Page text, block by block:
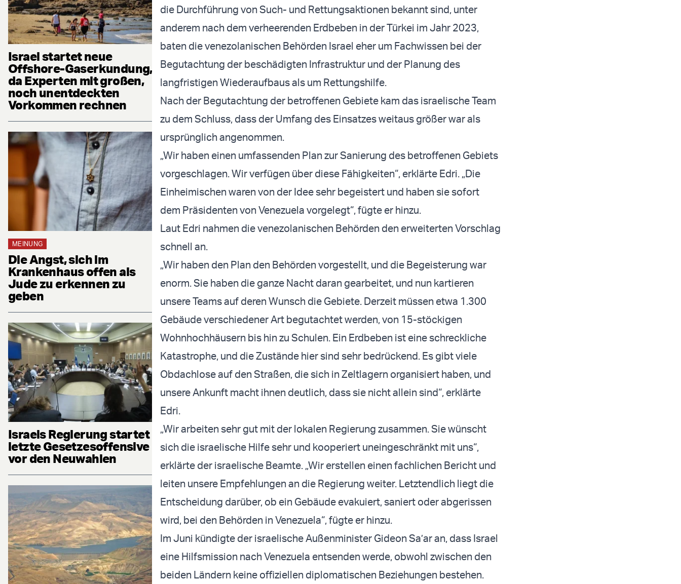
Israel startet neue
Offshore-Gaserkundung,
da Experten mit großen,
noch unentdeckten
Vorkommen rechnen
MEINUNG
Die Angst, sich im
Krankenhaus offen als
Jude zu erkennen zu
geben
Israels Regierung startet
letzte Gesetzesoffensive
vor den Neuwahlen
die Durchführung von Such- und Rettungsaktionen bekannt sind, unter
anderem nach dem verheerenden Erdbeben in der Türkei im Jahr 2023,
baten die venezolanischen Behörden Israel eher um Fachwissen bei der
Begutachtung der beschädigten Infrastruktur und der Planung des
langfristigen Wiederaufbaus als um Rettungshilfe.
Nach der Begutachtung der betroffenen Gebiete kam das israelische Team
zu dem Schluss, dass der Umfang des Einsatzes weitaus größer war als
ursprünglich angenommen.
„Wir haben einen umfassenden Plan zur Sanierung des betroffenen Gebiets
vorgeschlagen. Wir verfügen über diese Fähigkeiten“, erklärte Edri. „Die
Einheimischen waren von der Idee sehr begeistert und haben sie sofort
dem Präsidenten von Venezuela vorgelegt“, fügte er hinzu.
Laut Edri nahmen die venezolanischen Behörden den erweiterten Vorschlag
schnell an.
„Wir haben den Plan den Behörden vorgestellt, und die Begeisterung war
enorm. Sie haben die ganze Nacht daran gearbeitet, und nun kartieren
unsere Teams auf deren Wunsch die Gebiete. Derzeit müssen etwa 1.300
Gebäude verschiedener Art begutachtet werden, von 15-stöckigen
Wohnhochhäusern bis hin zu Schulen. Ein Erdbeben ist eine schreckliche
Katastrophe, und die Zustände hier sind sehr bedrückend. Es gibt viele
Obdachlose auf den Straßen, die sich in Zeltlagern organisiert haben, und
unsere Ankunft macht ihnen deutlich, dass sie nicht allein sind“, erklärte
Edri.
„Wir arbeiten sehr gut mit der lokalen Regierung zusammen. Sie wünscht
sich die israelische Hilfe sehr und kooperiert uneingeschränkt mit uns“,
erklärte der israelische Beamte. „Wir erstellen einen fachlichen Bericht und
leiten unsere Empfehlungen an die Regierung weiter. Letztendlich liegt die
Entscheidung darüber, ob ein Gebäude evakuiert, saniert oder abgerissen
wird, bei den Behörden in Venezuela“, fügte er hinzu.
Im Juni kündigte der israelische Außenminister Gideon Sa’ar an, dass Israel
eine Hilfsmission nach Venezuela entsenden werde, obwohl zwischen den
beiden Ländern keine offiziellen diplomatischen Beziehungen bestehen.